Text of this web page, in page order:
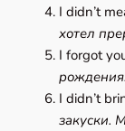
I didn’t
хотел
I forgot
I didn’t
закуски.